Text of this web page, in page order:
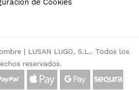
de Cookies
| LUSAN LUGO, S.L.. Todos los
reservados.